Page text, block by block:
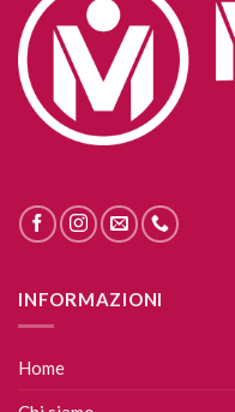
INFORMAZIONI
Home